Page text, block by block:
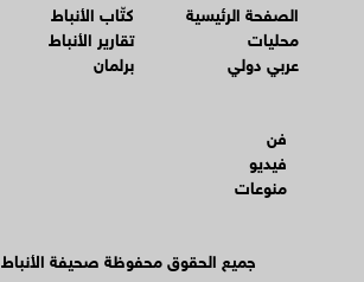
الصفحة الرئيسية
محليات
عربي دولي
كتّاب الأنباط
تقارير الأنباط
برلمان
فن
فيديو
منوعات
© جميع الحقوق محفوظة صحيفة الأنباط 2024